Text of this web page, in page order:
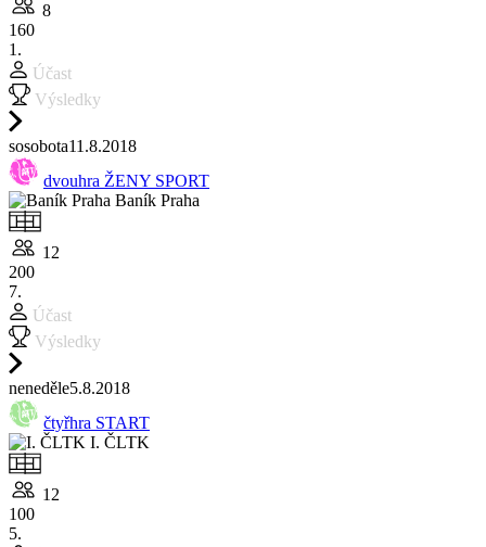
8
160
1.
Účast
Výsledky
sosobota11.8.2018
dvouhra ŽENY SPORT
Baník Praha
12
200
7.
Účast
Výsledky
neneděle5.8.2018
čtyřhra START
I. ČLTK
12
100
5.